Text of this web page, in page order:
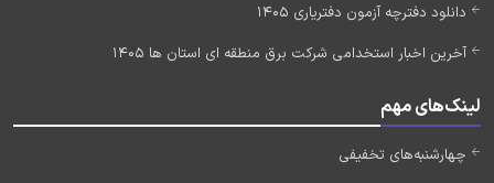
دانلود دفترچه آزمون دفتریاری 1405
آخرین اخبار استخدامی شرکت برق منطقه ای استان ها 1405
لینک‌های مهم
چهارشنبه‌های تخفیفی